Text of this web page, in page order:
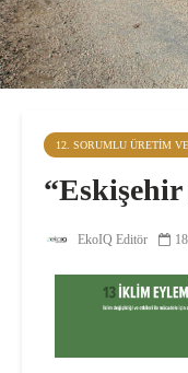
12. SORUMLU ÜRETIM
EkoIQ Editör